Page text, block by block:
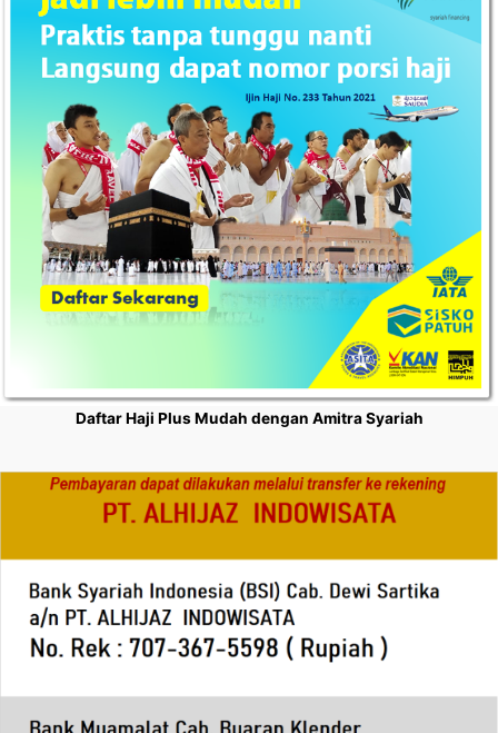
Daftar Haji Plus Mudah dengan Amitra Syariah